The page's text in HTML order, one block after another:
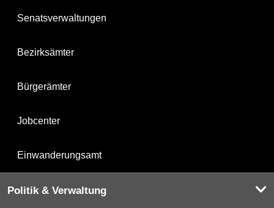
Senatsverwaltungen
Bezirksämter
Bürgerämter
Jobcenter
Einwanderungsamt
Politik & Verwaltung